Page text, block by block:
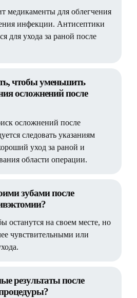
медикаменты для облегчения
инфекции. Антисептики
для ухода за раной после
чтобы уменьшить
осложнений после
осложнений после
следовать указаниям
уход за раной и
области операции.
зубами после
останутся на своем месте, но
чувствительными или
результаты после